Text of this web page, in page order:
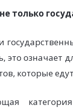
только
это
которые